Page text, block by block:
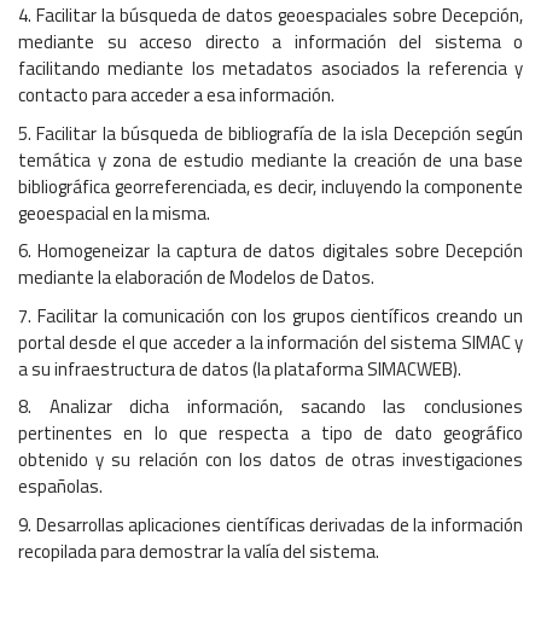
4. Facilitar la búsqueda de datos geoespaciales sobre Decepción,
mediante su acceso directo a información del sistema o
facilitando mediante los metadatos asociados la referencia y
contacto para acceder a esa información.
5. Facilitar la búsqueda de bibliografía de la isla Decepción según
temática y zona de estudio mediante la creación de una base
bibliográfica georreferenciada, es decir, incluyendo la componente
geoespacial en la misma.
6. Homogeneizar la captura de datos digitales sobre Decepción
mediante la elaboración de Modelos de Datos.
7. Facilitar la comunicación con los grupos científicos creando un
portal desde el que acceder a la información del sistema SIMAC y
a su infraestructura de datos (la plataforma SIMACWEB).
8. Analizar dicha información, sacando las conclusiones
pertinentes en lo que respecta a tipo de dato geográfico
obtenido y su relación con los datos de otras investigaciones
españolas.
9. Desarrollas aplicaciones científicas derivadas de la información
recopilada para demostrar la valía del sistema.